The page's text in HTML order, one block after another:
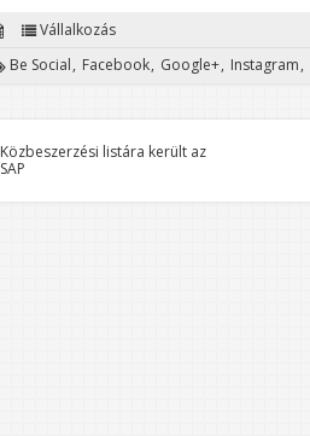
Vállalkozás
Be Social
Facebook Google+ Instagram
Közbeszerzési listára került az
SAP